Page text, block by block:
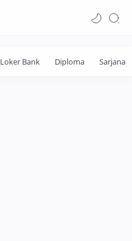
Loker Bank Diploma Sarjana